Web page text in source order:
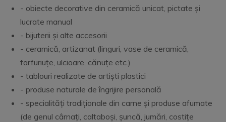
- obiecte decorative din ceramică unicat, pictate și
lucrate manual
- bijuterii și alte accesorii
- ceramică, artizanat (linguri, vase de ceramică,
farfuriuțe, ulcioare, cănuțe etc.)
- tablouri realizate de artiști plastici
- produse naturale de îngrijire personală
- specialități tradiționale din carne și produse afumate
(de genul cârnați, caltaboși, șuncă, jumări, costițe